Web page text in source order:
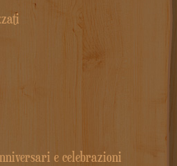
e celebrazioni